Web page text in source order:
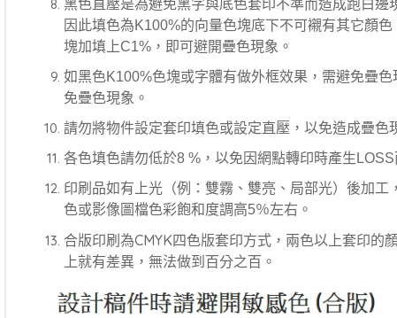
黑色直壓是為避免黑字與底色套印不準而造成跑白
因此填色為K100%的向量色塊底下不可襯有其它顏
塊加填上C1%，即可避開疊色現象。
如黑色K100%色塊或字體有做外框效果，需避免疊
免疊色現象。
請勿將物件設定套印填色或設定直壓，以免造成疊色
各色填色請勿低於8 %，以免因網點轉印時產生LOSS
印刷品如有上光（例：雙霧、雙亮、局部光）後加
色或影像圖檔色彩飽和度調高5％左右。
合版印刷為CMYK四色版套印方式，兩色以上套印的
上就有差異，無法做到百分之百。